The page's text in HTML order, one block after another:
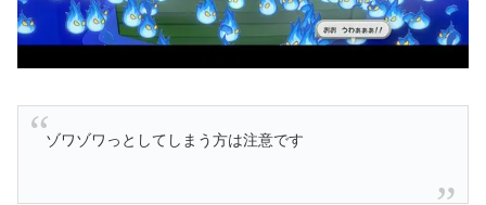
ゾワゾワっとしてしまう方は注意です